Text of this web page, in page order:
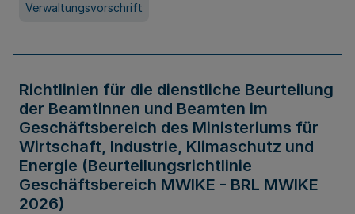
Verwaltungsvorschrift
Richtlinien für die dienstliche Beurteilung
der Beamtinnen und Beamten im
Geschäftsbereich des Ministeriums für
Wirtschaft, Industrie, Klimaschutz und
Energie (Beurteilungsrichtlinie
Geschäftsbereich MWIKE - BRL MWIKE
2026)